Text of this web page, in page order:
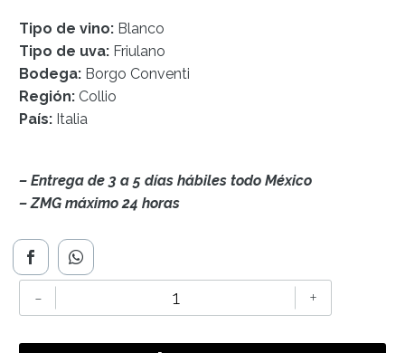
Tipo de vino: Blanco
Tipo de uva: Friulano
Bodega: Borgo Conventi
Región: Collio
País: Italia
– Entrega de 3 a 5 días hábiles todo México
– ZMG máximo 24 horas
-
Borgo
Conventi
+